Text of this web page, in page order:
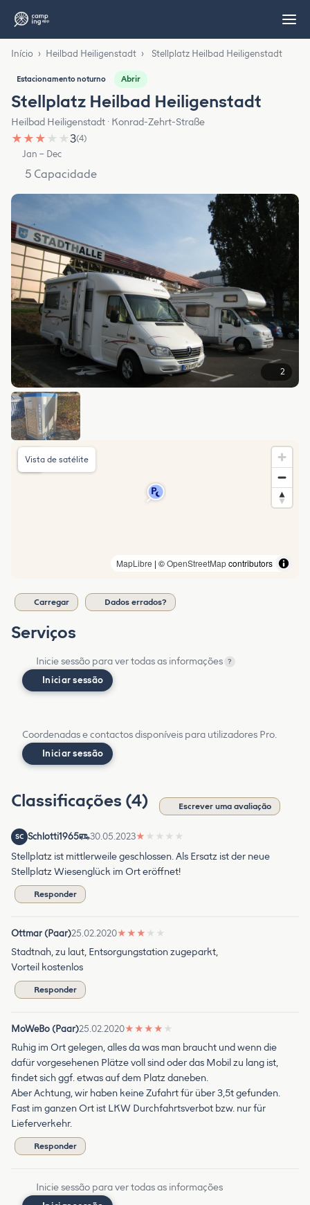
Início › Heilbad Heiligenstadt › Stellplatz Heilbad Heiligenstadt
Estacionamento noturno Abrir
Stellplatz Heilbad Heiligenstadt
Heilbad Heiligenstadt · Konrad-Zehrt-Straße
★ ★ ★ ★ ★3(4)
Jan – Dec
5 Capacidade
2
MapLibre | ©OpenStreetMapcontributors
Vista de satélite
Carregar Dados errados?
Serviços
Inicie sessão para ver todas as informações ?
Iniciar sessão
Coordenadas e contactos disponíveis para utilizadores Pro.
Iniciar sessão
Classificações (4) Escrever uma avaliação
SC Schlotti1965 30.05.2023★ ★ ★ ★ ★
Stellplatz ist mittlerweile geschlossen. Als Ersatz ist der neue
Stellplatz Wiesenglück im Ort eröffnet!
Responder
Ottmar (Paar)25.02.2020★ ★ ★ ★ ★
Stadtnah, zu laut, Entsorgungstation zugeparkt,
Vorteil kostenlos
Responder
MoWeBo (Paar)25.02.2020★ ★ ★ ★ ★
Ruhig im Ort gelegen, alles da was man braucht und wenn die
dafür vorgesehenen Plätze voll sind oder das Mobil zu lang ist,
findet sich ggf. etwas auf dem Platz daneben.
Aber Achtung, wir haben keine Zufahrt für über 3,5t gefunden.
Fast im ganzen Ort ist LKW Durchfahrtsverbot bzw. nur für
Lieferverkehr.
Responder
Inicie sessão para ver todas as informações